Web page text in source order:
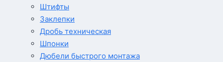
Штифты
Заклепки
Дробь техническая
Шпонки
Дюбели быстрого монтажа